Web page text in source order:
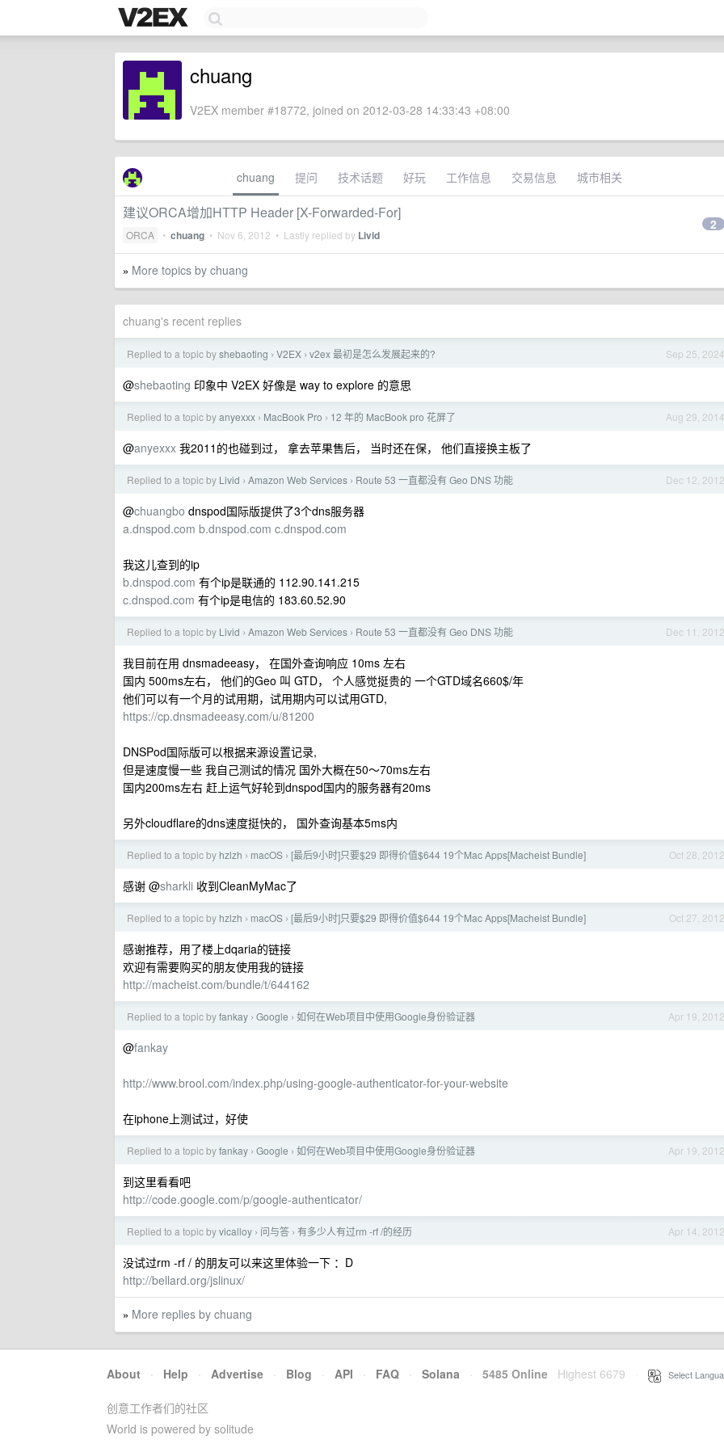
chuang
V2EX member #18772, joined on 2012-03-28 14:33:43 +08:00
chuang 提问 技术话题 好玩 工作信息 交易信息 城市相关
建议ORCA增加HTTP Header [X-Forwarded-For]
ORCA • chuang • Nov 6, 2012 • Lastly replied by Livid
2
» More topics by chuang
chuang's recent replies
Sep 25, 2024
Replied to a topic byshebaoting › V2EX › v2ex 最初是怎么发展起来的?
@shebaoting 印象中 V2EX 好像是 way to explore 的意思
Aug 29, 2014
Replied to a topic byanyexxx › MacBook Pro › 12 年的 MacBook pro 花屏了
@anyexxx 我2011的也碰到过， 拿去苹果售后， 当时还在保， 他们直接换主板了
Dec 12, 2012
Replied to a topic by Livid › Amazon Web Services › Route 53 一直都没有 Geo DNS 功能
@chuangbo dnspod国际版提供了3个dns服务器
a.dnspod.com b.dnspod.com c.dnspod.com
我这儿查到的ip
b.dnspod.com 有个ip是联通的 112.90.141.215
c.dnspod.com 有个ip是电信的 183.60.52.90
Dec 11, 2012
Replied to a topic by Livid › Amazon Web Services › Route 53 一直都没有 Geo DNS 功能
我目前在用 dnsmadeeasy， 在国外查询响应 10ms 左右
国内 500ms左右， 他们的Geo 叫 GTD， 个人感觉挺贵的 一个GTD域名660$/年
他们可以有一个月的试用期，试用期内可以试用GTD,
https://cp.dnsmadeeasy.com/u/81200
DNSPod国际版可以根据来源设置记录,
但是速度慢一些 我自己测试的情况 国外大概在50～70ms左右
国内200ms左右 赶上运气好轮到dnspod国内的服务器有20ms
另外cloudflare的dns速度挺快的， 国外查询基本5ms内
Oct 28, 2012
Replied to a topic by hzlzh › macOS › [最后9小时]只要$29 即得价值$644 19个Mac Apps[Macheist Bundle]
感谢 @sharkli 收到CleanMyMac了
Oct 27, 2012
Replied to a topic by hzlzh › macOS › [最后9小时]只要$29 即得价值$644 19个Mac Apps[Macheist Bundle]
感谢推荐，用了楼上dqaria的链接
欢迎有需要购买的朋友使用我的链接
http://macheist.com/bundle/t/644162
Apr 19, 2012
Replied to a topic byfankay › Google › 如何在Web项目中使用Google身份验证器
@fankay
http://www.brool.com/index.php/using-google-authenticator-for-your-website
在iphone上测试过，好使
Apr 19, 2012
Replied to a topic byfankay › Google › 如何在Web项目中使用Google身份验证器
到这里看看吧
http://code.google.com/p/google-authenticator/
Apr 14, 2012
Replied to a topic byvicalloy › 问与答 › 有多少人有过rm -rf /的经历
没试过rm -rf / 的朋友可以来这里体验一下 ：D
http://bellard.org/jslinux/
» More replies by chuang
About · Help · Advertise · Blog · API · FAQ · Solana · 5485 Online Highest 6679 Select
创意工作者们的社区
World is powered by solitude